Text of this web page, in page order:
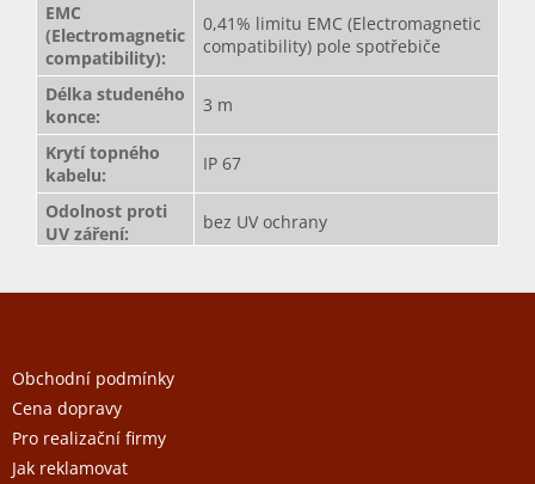
EMC
(Electromagnetic
compatibility):
0,41% limitu EMC (Electromagnetic
compatibility) pole spotřebiče
Délka studeného
konce:
3 m
Krytí topného
kabelu:
IP 67
Odolnost proti
UV záření:
bez UV ochrany
Z
aObchodní podmínky
Cena dopravy
Pro realizační firmy
Jak reklamovat